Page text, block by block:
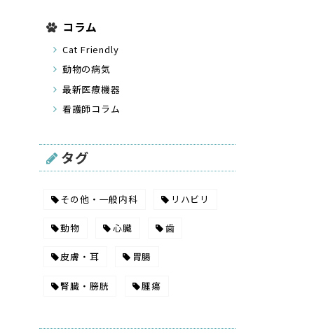
コラム
Cat Friendly
動物の病気
最新医療機器
看護師コラム
タグ
その他・一般内科 リハビリ
動物 心臓 歯
皮膚・耳 胃腸
腎臓・膀胱 腫瘍